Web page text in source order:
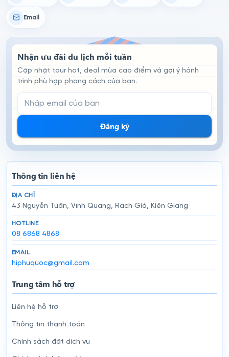
Email
Nhận ưu đãi du lịch mỗi tuần
Cập nhật tour hot, deal mùa cao điểm và gợi ý hành
trình phù hợp phong cách của bạn.
Email đăng ký nhận tin
Đăng ký
Thông tin liên hệ
ĐỊA CHỈ
43 Nguyễn Tuân, Vĩnh Quang, Rạch Giá, Kiên Giang
HOTLINE
08 6868 4868
EMAIL
hiphuquoc@gmail.com
Trung tâm hỗ trợ
Liên hệ hỗ trợ
Thông tin thanh toán
Chính sách đặt dịch vụ